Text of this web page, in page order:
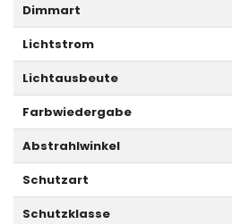
Dimmart
Lichtstrom
Lichtausbeute
Farbwiedergabe
Abstrahlwinkel
Schutzart
Schutzklasse